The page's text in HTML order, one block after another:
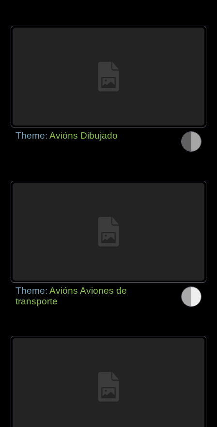
Theme:Avións Dibujado
Theme:Avións Aviones de
transporte